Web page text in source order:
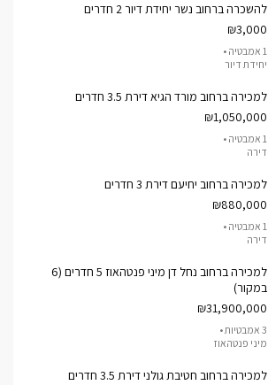
להשכרה ברחוב נשר יחידת דיור 2 חדרים
₪3,000
1 אמבטיה •
יחידת דיור
למכירה ברחוב מורד הגיא דירת 3.5 חדרים
₪1,050,000
1 אמבטיה •
דירה
למכירה ברחוב יחיעם דירת 3 חדרים
₪880,000
1 אמבטיה •
דירה
למכירה ברחוב נחל דן מיני פנטהאוז 5 חדרים (6
במקור)
₪31,900,000
3 אמבטיות •
מיני פנטהאוז
למכירה ברחוב חטיבת גולני דירת 3.5 חדרים